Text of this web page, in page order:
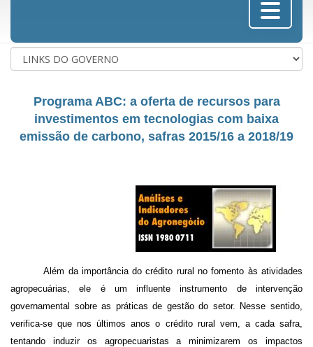
Menu
Programa ABC: a oferta de recursos para
investimentos em tecnologias com baixa
emissão de carbono, safras 2015/16 a 2018/19
Além da importância do crédito rural no fomento às atividades
agropecuárias, ele é um influente instrumento de intervenção
governamental sobre as práticas de gestão do setor. Nesse sentido,
verifica-se que nos últimos anos o crédito rural vem, a cada safra,
tentando induzir os agropecuaristas a minimizarem os impactos